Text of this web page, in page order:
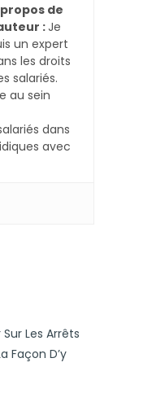
de
:Je
un expert
les droits
salariés.
au sein
dans
avec
Les Arrêts
Façon D’y